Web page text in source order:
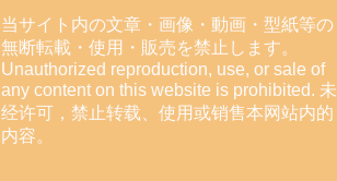
当サイト内の文章・画像・動画・型紙等の
無断転載・使用・販売を禁止します。
Unauthorized reproduction, use, or sale of
any content on this website is prohibited. 未
经许可，禁止转载、使用或销售本网站内的
内容。